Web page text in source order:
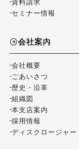
セミナー情報
会社案内
会社概要
ごあいさつ
歴史・沿革
組織図
本支店案内
採用情報
ディスクロージャー